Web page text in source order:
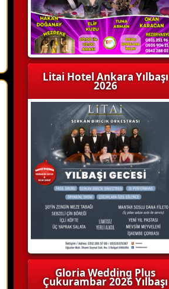
Litai Hotel Ankara Yılbaşı
2026
Gloria Wedding Plus
Çukurambar 2026 Yılbaşı